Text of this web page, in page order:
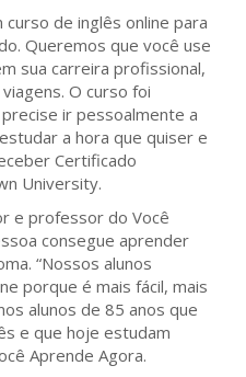
de inglês online para
Queremos que você use
sua carreira profissional,
O curso foi
ir pessoalmente a
a hora que quiser e
Certificado
University.
e professor do Você
consegue aprender
“Nossos alunos
porque é mais fácil, mais
alunos de 85 anos que
e que hoje estudam
Aprende Agora.